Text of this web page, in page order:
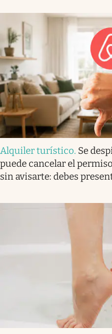
Alquiler turístico. Se
puede cancelar el
sin avisarte: debes